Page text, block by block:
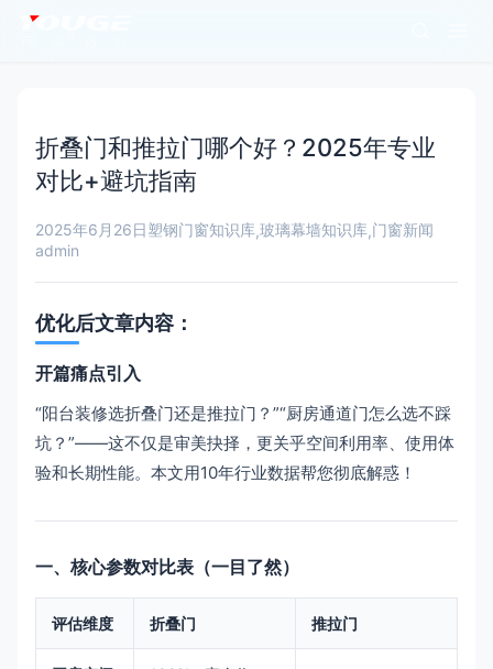
折叠门和推拉门哪个好？2025年专业
对比+避坑指南
2025年6月26日塑钢门窗知识库,玻璃幕墙知识库,门窗新闻
admin
优化后文章内容：
开篇痛点引入
“阳台装修选折叠门还是推拉门？”“厨房通道门怎么选不踩
坑？”——这不仅是审美抉择，更关乎空间利用率、使用体
验和长期性能。本文用10年行业数据帮您彻底解惑！
一、核心参数对比表（一目了然）
评估维度 折叠门 推拉门